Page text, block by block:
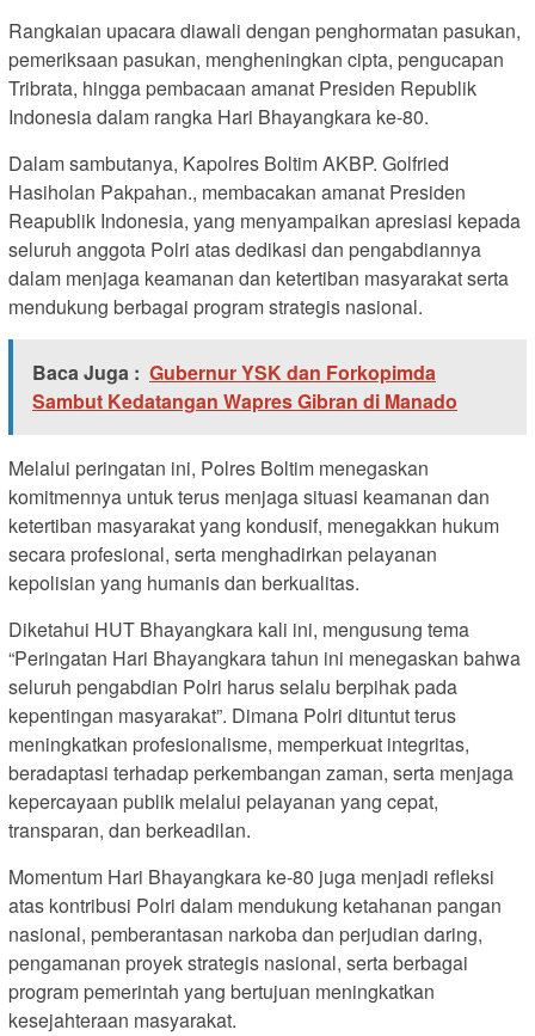
Rangkaian upacara diawali dengan penghormatan pasukan,
pemeriksaan pasukan, mengheningkan cipta, pengucapan
Tribrata, hingga pembacaan amanat Presiden Republik
Indonesia dalam rangka Hari Bhayangkara ke-80.
Dalam sambutanya, Kapolres Boltim AKBP. Golfried
Hasiholan Pakpahan., membacakan amanat Presiden
Reapublik Indonesia, yang menyampaikan apresiasi kepada
seluruh anggota Polri atas dedikasi dan pengabdiannya
dalam menjaga keamanan dan ketertiban masyarakat serta
mendukung berbagai program strategis nasional.
Baca Juga : Gubernur YSK dan Forkopimda
Sambut Kedatangan Wapres Gibran di Manado
Melalui peringatan ini, Polres Boltim menegaskan
komitmennya untuk terus menjaga situasi keamanan dan
ketertiban masyarakat yang kondusif, menegakkan hukum
secara profesional, serta menghadirkan pelayanan
kepolisian yang humanis dan berkualitas.
Diketahui HUT Bhayangkara kali ini, mengusung tema
“Peringatan Hari Bhayangkara tahun ini menegaskan bahwa
seluruh pengabdian Polri harus selalu berpihak pada
kepentingan masyarakat”. Dimana Polri dituntut terus
meningkatkan profesionalisme, memperkuat integritas,
beradaptasi terhadap perkembangan zaman, serta menjaga
kepercayaan publik melalui pelayanan yang cepat,
transparan, dan berkeadilan.
Momentum Hari Bhayangkara ke-80 juga menjadi refleksi
atas kontribusi Polri dalam mendukung ketahanan pangan
nasional, pemberantasan narkoba dan perjudian daring,
pengamanan proyek strategis nasional, serta berbagai
program pemerintah yang bertujuan meningkatkan
kesejahteraan masyarakat.